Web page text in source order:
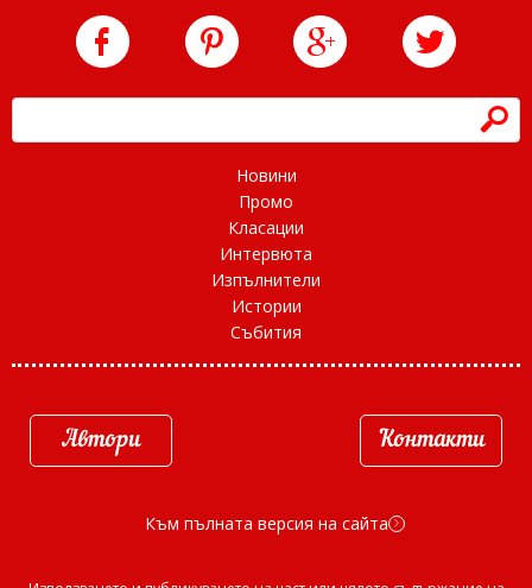
h
Новини
Промо
Класации
Интервюта
Изпълнители
Истории
Събития
Автори Контакти
Към пълната версия на сайта d